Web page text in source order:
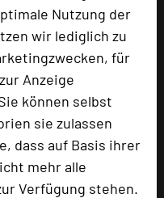
Nutzung der
wir lediglich zu
für
Anzeige
können selbst
sie zulassen
dass auf Basis ihrer
mehr alle
Verfügung stehen.